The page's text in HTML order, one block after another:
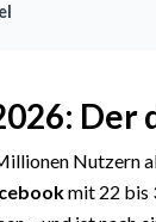
Der
Nutzern
mit 22 bis